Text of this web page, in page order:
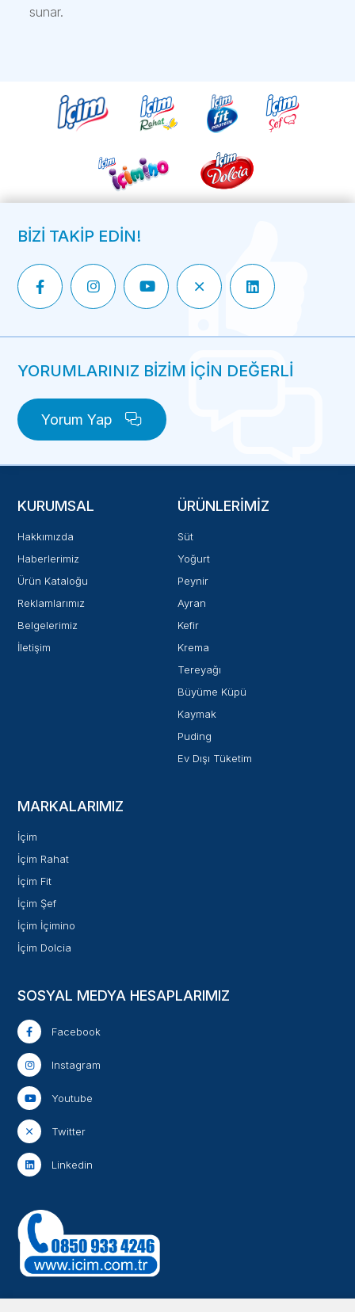
sunar.
BİZİ TAKİP EDİN!
YORUMLARINIZ BİZİM İÇİN DEĞERLİ
Yorum Yap
KURUMSAL
Hakkımızda
Haberlerimiz
Ürün Kataloğu
Reklamlarımız
Belgelerimiz
İletişim
ÜRÜNLERIMIZ
Süt
Yoğurt
Peynir
Ayran
Kefir
Krema
Tereyağı
Büyüme Küpü
Kaymak
Puding
Ev Dışı Tüketim
MARKALARIMIZ
İçim
İçim Rahat
İçim Fit
İçim Şef
İçim İçimino
İçim Dolcia
SOSYAL MEDYA HESAPLARIMIZ
Facebook
Instagram
Youtube
Twitter
Linkedin